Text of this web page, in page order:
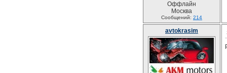
Оффлайн
Москва
Сообщений: 214
avtokrasim